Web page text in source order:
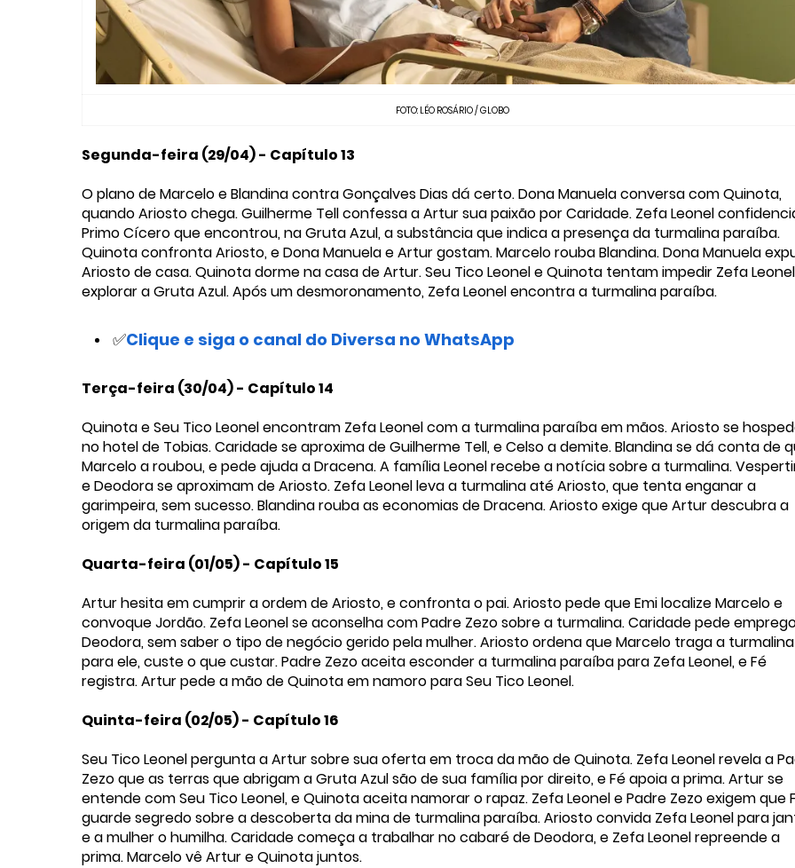
FOTO: LÉO ROSÁRIO / GLOBO
Segunda-feira (29/04) - Capítulo 13
O plano de Marcelo e Blandina contra Gonçalves Dias dá certo. Dona Manuela conversa com Quinota,
quando Ariosto chega. Guilherme Tell confessa a Artur sua paixão por Caridade. Zefa Leonel
Primo Cícero que encontrou, na Gruta Azul, a substância que indica a presença da turmalina paraíba.
Quinota confronta Ariosto, e Dona Manuela e Artur gostam. Marcelo rouba Blandina. Dona Manuela
Ariosto de casa. Quinota dorme na casa de Artur. Seu Tico Leonel e Quinota tentam impedir Zefa
explorar a Gruta Azul. Após um desmoronamento, Zefa Leonel encontra a turmalina paraíba.
✅Clique e siga o canal do Diversa no WhatsApp
Terça-feira (30/04) - Capítulo 14
Quinota e Seu Tico Leonel encontram Zefa Leonel com a turmalina paraíba em mãos. Ariosto se
no hotel de Tobias. Caridade se aproxima de Guilherme Tell, e Celso a demite. Blandina se dá conta de
Marcelo a roubou, e pede ajuda a Dracena. A família Leonel recebe a notícia sobre a turmalina.
e Deodora se aproximam de Ariosto. Zefa Leonel leva a turmalina até Ariosto, que tenta enganar a
garimpeira, sem sucesso. Blandina rouba as economias de Dracena. Ariosto exige que Artur descubra a
origem da turmalina paraíba.
Quarta-feira (01/05) - Capítulo 15
Artur hesita em cumprir a ordem de Ariosto, e confronta o pai. Ariosto pede que Emi localize Marcelo e
convoque Jordão. Zefa Leonel se aconselha com Padre Zezo sobre a turmalina. Caridade pede
Deodora, sem saber o tipo de negócio gerido pela mulher. Ariosto ordena que Marcelo traga a turmalina
para ele, custe o que custar. Padre Zezo aceita esconder a turmalina paraíba para Zefa Leonel, e Fé
registra. Artur pede a mão de Quinota em namoro para Seu Tico Leonel.
Quinta-feira (02/05) - Capítulo 16
Seu Tico Leonel pergunta a Artur sobre sua oferta em troca da mão de Quinota. Zefa Leonel revela a
Zezo que as terras que abrigam a Gruta Azul são de sua família por direito, e Fé apoia a prima. Artur se
entende com Seu Tico Leonel, e Quinota aceita namorar o rapaz. Zefa Leonel e Padre Zezo exigem que
guarde segredo sobre a descoberta da mina de turmalina paraíba. Ariosto convida Zefa Leonel para
e a mulher o humilha. Caridade começa a trabalhar no cabaré de Deodora, e Zefa Leonel repreende a
prima. Marcelo vê Artur e Quinota juntos.